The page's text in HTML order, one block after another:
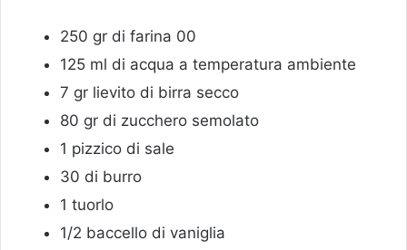
250 gr di farina 00
125 ml di acqua a temperatura ambiente
7 gr lievito di birra secco
80 gr di zucchero semolato
1 pizzico di sale
30 di burro
1 tuorlo
1/2 baccello di vaniglia